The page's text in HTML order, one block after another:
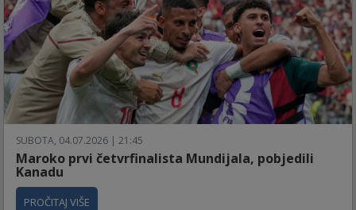
SUBOTA, 04.07.2026 | 21:45
Maroko prvi četvrfinalista Mundijala, pobjedili
Kanadu
PROČITAJ VIŠE